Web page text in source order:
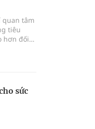
quan tâm
tiêu
hơn đối
sức